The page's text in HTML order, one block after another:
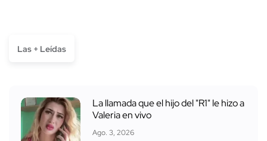
Las + Leídas
La llamada que el hijo del "R1" le hizo a
Valeria en vivo
Ago. 3, 2026